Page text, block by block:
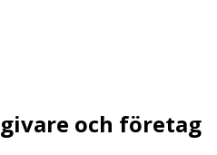
och företag